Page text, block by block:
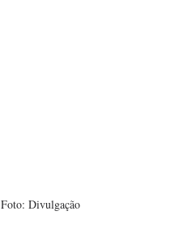
Foto: Divulgação